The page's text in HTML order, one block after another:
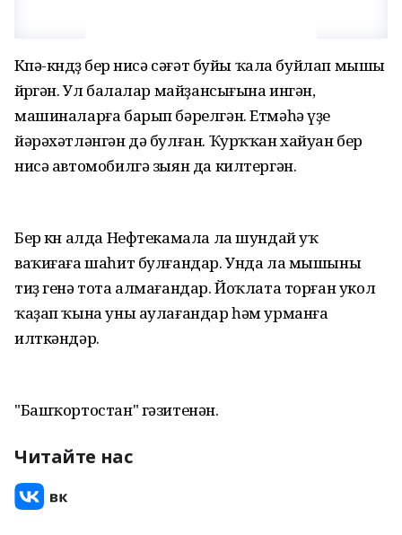
Көпә-көндөҙ бер нисә сәғәт буйы ҡала буйлап мышы
йөрөгән. Ул балалар майҙансығына ингән,
машиналарға барып бәрелгән. Етмәһә үҙе
йәрәхәтләнгән дә булған. Ҡурҡҡан хайуан бер
нисә автомобилгә зыян да килтергән.
Бер көн алда Нефтекамала ла шундай уҡ
ваҡиғаға шаһит булғандар. Унда ла мышыны
тиҙ генә тота алмағандар. Йоҡлата торған укол
ҡаҙап ҡына уны аулағандар һәм урманға
илткәндәр.
"Башҡортостан" гәзитенән.
Читайте нас